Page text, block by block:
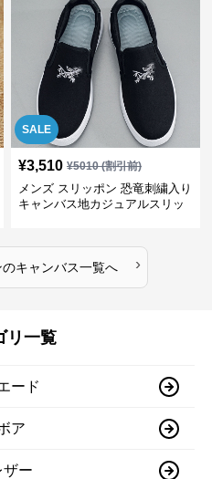
SALE
¥3,510 ¥5010(割引前)
メンズ スリッポン 恐竜刺繍入り
キャンバス地カジュアルスリッ
のキャンバス一覧へ ›
リ一覧
ード
ア
ザー